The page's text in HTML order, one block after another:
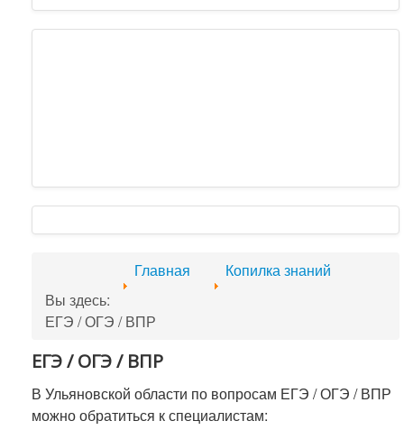
Вы здесь:
Главная Копилка знаний
ЕГЭ / ОГЭ / ВПР
ЕГЭ / ОГЭ / ВПР
В Ульяновской области по вопросам ЕГЭ / ОГЭ / ВПР
можно обратиться к специалистам: